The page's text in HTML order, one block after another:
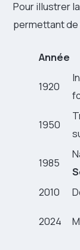
Pour illustrer
permettant
Année
1920
1950
1985
2010
2024